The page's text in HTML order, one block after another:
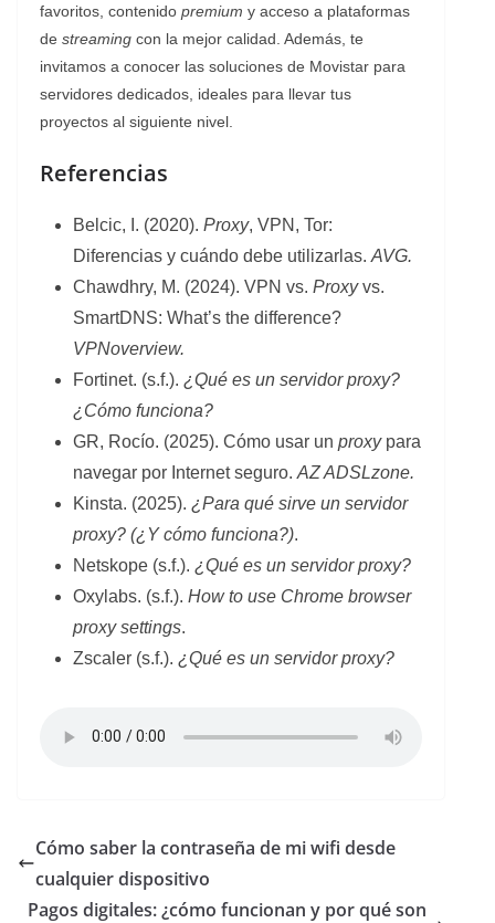
favoritos, contenido premium y acceso a plataformas
de streaming con la mejor calidad. Además, te
invitamos a conocer las soluciones de Movistar para
servidores dedicados, ideales para llevar tus
proyectos al siguiente nivel.
Referencias
Belcic, I. (2020). Proxy, VPN, Tor:
Diferencias y cuándo debe utilizarlas. AVG.
Chawdhry, M. (2024). VPN vs. Proxyvs.
SmartDNS: What’s the difference?
VPNoverview.
Fortinet. (s.f.). ¿Qué es un servidor proxy?
¿Cómo funciona?
GR, Rocío. (2025). Cómo usar un proxypara
navegar por Internet seguro. AZ ADSLzone.
Kinsta. (2025). ¿Para qué sirve un servidor
proxy? (¿Y cómo funciona?).
Netskope (s.f.). ¿Qué es un servidor proxy?
Oxylabs. (s.f.). How to use Chrome browser
proxy settings.
Zscaler (s.f.). ¿Qué es un servidor proxy?
Cómo saber la contraseña de mi wifi desde
cualquier dispositivo
Pagos digitales: ¿cómo funcionan y por qué son